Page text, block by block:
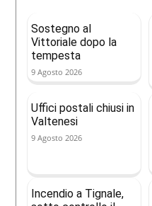
Sostegno al
Vittoriale dopo la
tempesta
9 Agosto 2026
Uffici postali chiusi in
Valtenesi
9 Agosto 2026
Incendio a Tignale,